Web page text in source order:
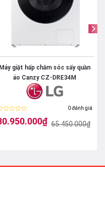
Máy giặt hấp chăm sóc sấy quần
áo Canzy CZ-DRE34M
0 đánh giá
65.450.000₫
₫